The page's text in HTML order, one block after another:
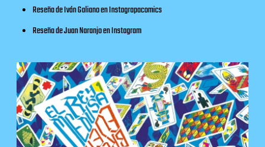
Reseña de Iván Galiano enInstagrapacomics
Reseña de Juan Naranjo enInstagram